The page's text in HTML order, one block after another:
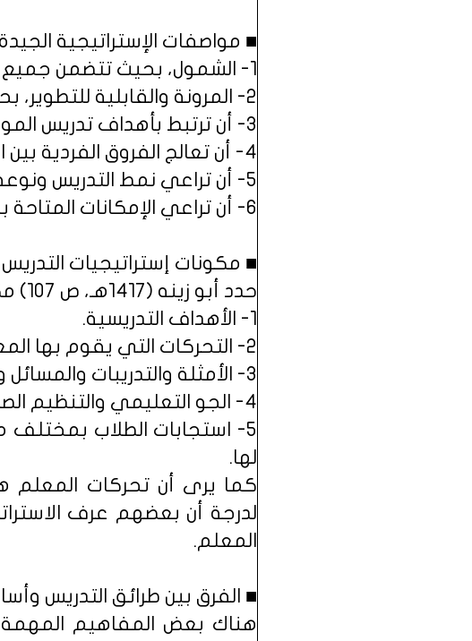
■ مواصفات الإستراتيجية
1- الشمول، بحيث تتضمن جميع المواقف والاحتمالات المتوقعة في الموقف التعليمي.
2- المرونة والقابلية للتطوير، بحيث يمكن استخدامها من صف لآخر.
3- أن ترتبط بأهداف تدريس الموضوع الأساسية.
4- أن تعالج الفروق الفردية بين الطلاب.
5- أن تراعي نمط التدريس ونوعه (فردي ـ جماعي).
6- أن تراعي الإمكانات المتاحة بالمدرسة.
■ مكونات إستراتيجيات التدريس
حدد أبو زينه (1417هـ، ص 107) مكونات استراتيجية التدريس على أنها :
1- الأهداف التدريسية.
2- التحركات التي يقوم بها المعلم وينظمها ليسير وفقها في تدريسه.
3- الأمثلة والتدريبات والمسائل والوسائل المستخدمة للوصول إلى الأهداف.
4- الجو التعليمي والتنظيم الصفي للحصة.
5- استجابات الطلاب بمختلف
لها.
كما يرى أن تحركات المعلم
لدرجة أن بعضهم عرف
المعلم.
■ الفرق بين طرائق التدريس
هناك بعض المفاهيم المهمة